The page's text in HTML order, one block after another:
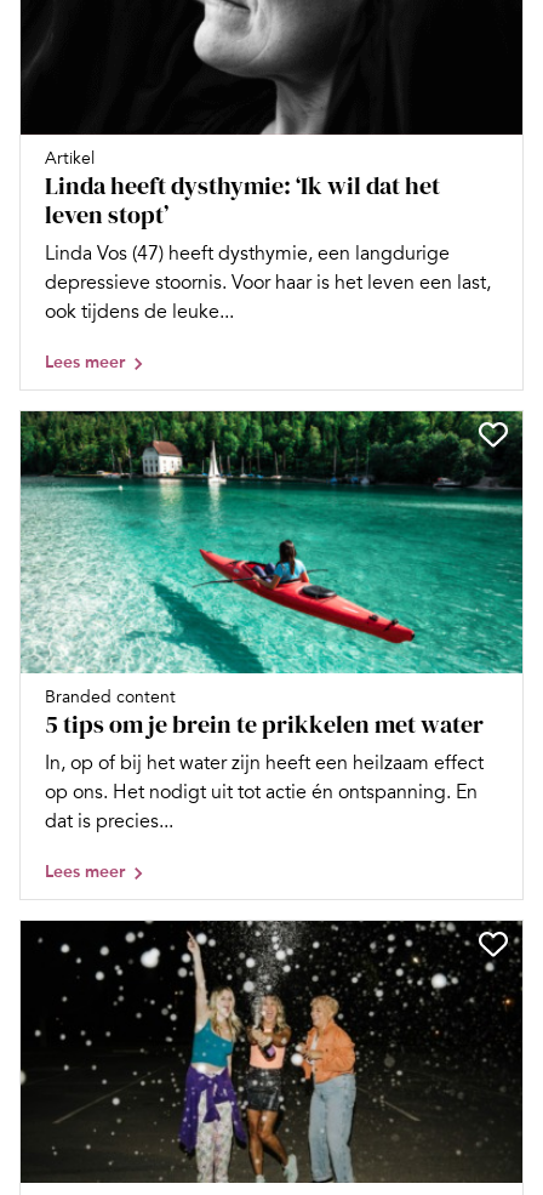
Artikel
Linda heeft dysthymie: ‘Ik wil dat het
leven stopt’
Linda Vos (47) heeft dysthymie, een langdurige
depressieve stoornis. Voor haar is het leven een last,
ook tijdens de leuke...
Lees meer
Branded content
5 tips om je brein te prikkelen met water
In, op of bij het water zijn heeft een heilzaam effect
op ons. Het nodigt uit tot actie én ontspanning. En
dat is precies...
Lees meer